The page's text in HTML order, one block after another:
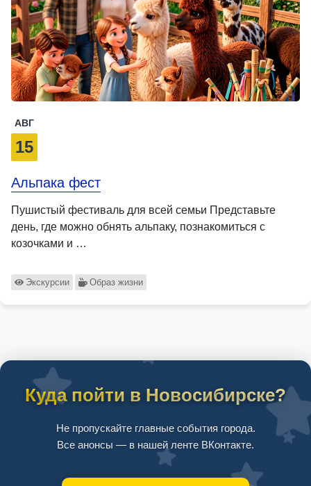
АВГ
15
Альпака фест
Пушистый фестиваль для всей семьи Представьте
день, где можно обнять альпаку, познакомиться с
козочками и …
Экскурсии Образ жизни
Куда пойти в Новосибирске?
Не пропускайте главные события города.
Все анонсы — в нашей ленте ВКонтакте.